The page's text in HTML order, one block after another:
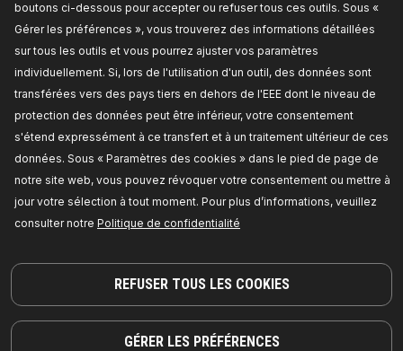
boutons ci-dessous pour accepter ou refuser tous ces outils. Sous «
Gérer les préférences », vous trouverez des informations détaillées
sur tous les outils et vous pourrez ajuster vos paramètres
individuellement. Si, lors de l'utilisation d'un outil, des données sont
transférées vers des pays tiers en dehors de l'EEE dont le niveau de
protection des données peut être inférieur, votre consentement
s'étend expressément à ce transfert et à un traitement ultérieur de ces
données. Sous « Paramètres des cookies » dans le pied de page de
notre site web, vous pouvez révoquer votre consentement ou mettre à
jour votre sélection à tout moment. Pour plus d’informations, veuillez
consulter notre Politique de confidentialité
REFUSER TOUS LES COOKIES
GÉRER LES PRÉFÉRENCES
avant gauche, intérieur,Diamètre intérieur [mm]:
Numéro de pièce du fabricant:
Fabricant:RIDEX,Numéro de EAN:
4059191689477
Disponible en stock:
TARIF REVENDEUR
1334A0075
RIDEX Silent bloc de barre
stabilisatrice
avant gauche,Diamètre intérieur [mm]:
1334A0075,Fabricant:RIDEX,Numéro de EAN:
4059191689798
TARIF REVENDEUR